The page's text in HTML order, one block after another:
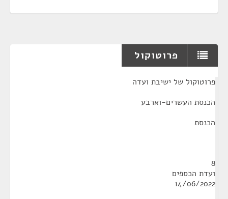
פרוטוקול
פרוטוקול של ישיבת ועדה
הכנסת העשרים-וארבע
הכנסת
8
ועדת הכספים
14/06/2022